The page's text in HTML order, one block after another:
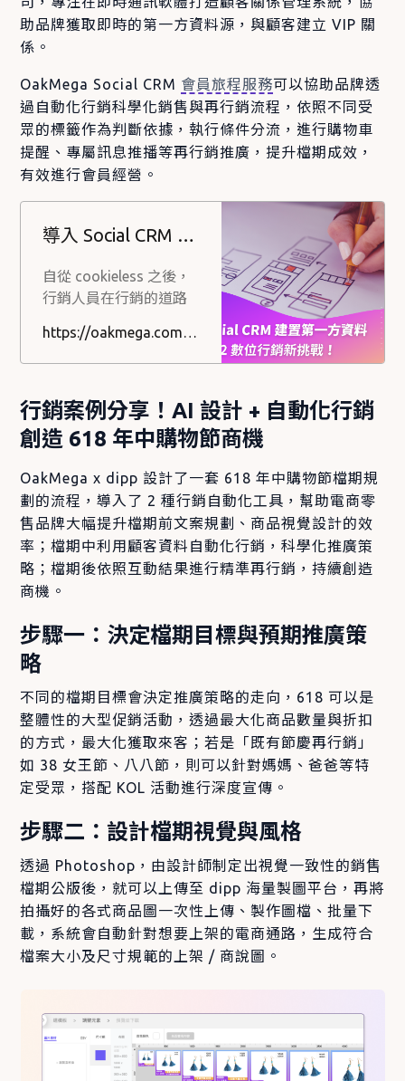
務，並釐清市面上主要
dipp 的差異，分別在設
計師的工作流程中扮演
什麼角色。
助品牌獲取即時的第一方資料源，與顧客建立 VIP 關
係。
OakMega Social CRM 會員旅程服務可以協助品牌透
過自動化行銷科學化銷售與再行銷流程，依照不同受
眾的標籤作為判斷依據，執行條件分流，進行購物車
提醒、專屬訊息推播等再行銷推廣，提升檔期成效，
有效進行會員經營。
導入 Social CRM 建置第一方資料，迎接 2022 數位行銷新挑戰！
自從 cookieless 之後，
行銷人員在行銷的道路
絕對是找尋解方的一
年，所有人都在關注
什麼樣的解決方案，
Google 放棄了 FLoC 改
為 Topics API，但也還
在測試中，實際運行狀
況也需要確認。仰賴第
三方 cookie 的優勢消
失，許多品牌真正意識
到當所有資料都掌握在
其他人手中，FMCG、民
生用品等用戶資料都在
通路手中，廣告業長期
仰賴 cookie 的運作也因
越不精準，消費者也開
始意識到自身隱私權的
重要性。
https://oakmega.com/blog/social-crm-create-1st-party-data-solution
行銷案例分享！AI 設計 + 自動化行銷
創造 618 年中購物節商機
OakMega x dipp 設計了一套 618 年中購物節檔期規
劃的流程，導入了 2 種行銷自動化工具，幫助電商零
售品牌大幅提升檔期前文案規劃、商品視覺設計的效
率；檔期中利用顧客資料自動化行銷，科學化推廣策
略；檔期後依照互動結果進行精準再行銷，持續創造
商機。
步驟一：決定檔期目標與預期推廣策
略
不同的檔期目標會決定推廣策略的走向，618 可以是
整體性的大型促銷活動，透過最大化商品數量與折扣
的方式，最大化獲取來客；若是「既有節慶再行銷」
如 38 女王節、八八節，則可以針對媽媽、爸爸等特
定受眾，搭配 KOL 活動進行深度宣傳。
步驟二：設計檔期視覺與風格
透過 Photoshop，由設計師制定出視覺一致性的銷售
檔期公版後，就可以上傳至 dipp 海量製圖平台，再將
拍攝好的各式商品圖一次性上傳、製作圖檔、批量下
載，系統會自動針對想要上架的電商通路，生成符合
檔案大小及尺寸規範的上架 / 商說圖。